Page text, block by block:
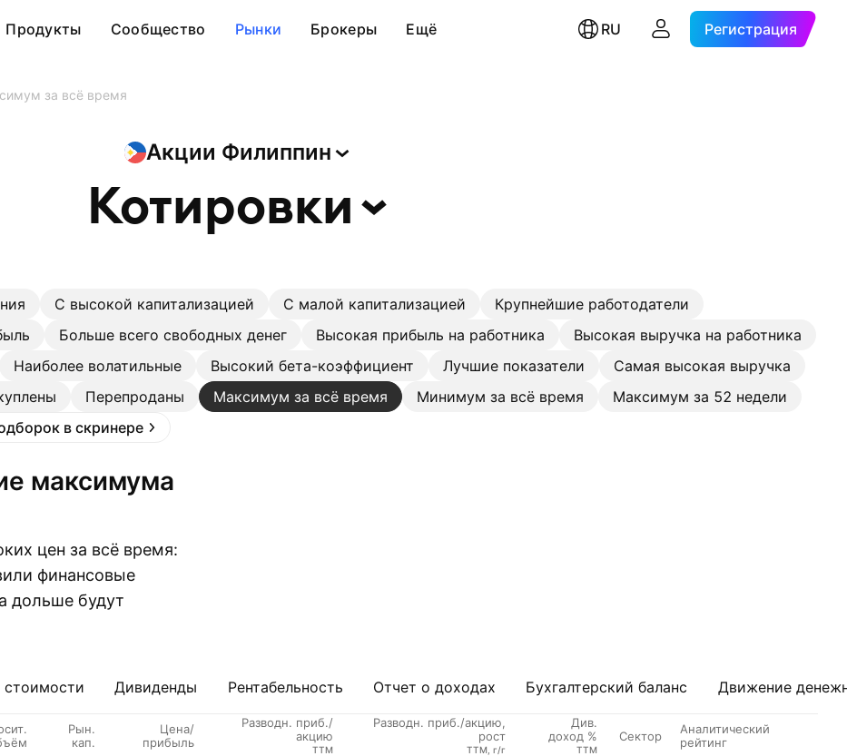
Продукты Сообщество Рынки Брокеры Ещё RU Регистрация
за всё время
Акции Филиппин
Котировки
С высокой капитализацией С малой капитализацией
Крупнейшие работодатели
Больше всего свободных денег Высокая прибыль на работника
Высокая выручка на работника
Наиболее волатильные Высокий бета-коэффициент Лучшие показатели
Самая высокая выручка
Перепроданы Максимум за всё время Минимум за всё время
Максимум за 52 недели
в скринере
цен за всё время:
финансовые
дольше будут
стоимости Дивиденды Рентабельность Отчет о доходах Бухгалтерский баланс Движение
Рын.
кап.
Цена/
прибыль
Разводн. приб./
акцию
TTM
Разводн. приб./акцию,
рост
TTM, г/г
Див.
доход %
TTM
Сектор
Аналитический
рейтинг